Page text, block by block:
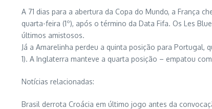
A 71 dias para a abertura da Copa do Mundo, a França
quarta-feira (1º), após o término da Data Fifa. Os Les
últimos amistosos.
Já a Amarelinha perdeu a quinta posição para Portugal,
1). A Inglaterra manteve a quarta posição – empatou com
Notícias relacionadas:
Brasil derrota Croácia em último jogo antes da